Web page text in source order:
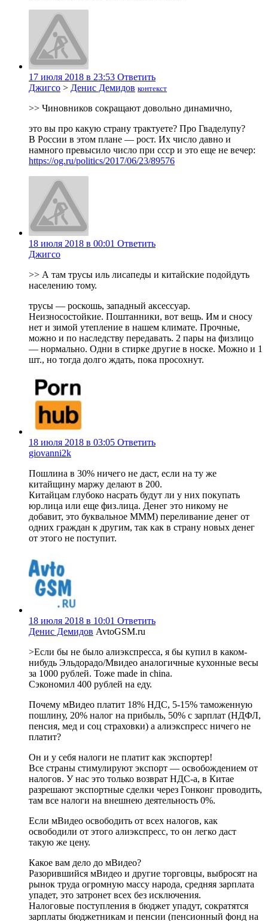
17 июля 2018 в 23:53 Ответить
Джигсо > Денис Демидов контекст
>> Чиновников сокращают довольно динамично,
это вы про какую страну трактуете? Про Гваделупу?
В России в этом плане — рост. Их число давно и
намного превысило число при ссср и это еще не вечер:
https://og.ru/politics/2017/06/23/89576
18 июля 2018 в 00:01 Ответить
Джигсо
>> А там трусы иль лисапеды и китайские подойдуть
населению тому.
трусы — роскошь, западный аксессуар.
Неизносостойкие. Поштанники, вот вещь. Им и сносу
нет и зимой утепление в нашем климате. Прочные,
можно и по наследству передавать. 2 пары на физлицо
— нормально. Одни в стирке другие в носке. Можно и 1
шт., но тогда долго ждать, пока просохнут.
18 июля 2018 в 03:05 Ответить
giovanni2k
Пошлина в 30% ничего не даст, если на ту же
китайщину маржу делают в 200.
Китайцам глубоко насрать будут ли у них покупать
юр.лица или еще физ.лица. Денег это никому не
добавит, это буквальное МММ) переливание денег от
одних граждан к другим, так как в страну новых денег
от этого не поступит.
18 июля 2018 в 10:01 Ответить
Денис Демидов AvtoGSM.ru
>Если бы не было алиэкспресса, я бы купил в каком-
нибудь Эльдорадо/Мвидео аналогичные кухонные весы
за 1000 рублей. Тоже made in china.
Сэкономил 400 рублей на еду.
Почему мВидео платит 18% НДС, 5-15% таможенную
пошлину, 20% налог на прибыль, 50% с зарплат (НДФЛ,
пенсия, мед и соц страховки) а алиэкспресс ничего не
платит?
Он и у себя налоги не платит как экспортер!
Все страны стимулируют экспорт — освобождением от
налогов. У нас это только возврат НДС-а, в Китае
разрешают экспортные сделки через Гонконг проводить,
там все налоги на внешнею деятельность 0%.
Если мВидео освободить от всех налогов, как
освободили от этого алиэкспресс, то он легко даст
такую же цену.
Какое вам дело до мВидео?
Разорившийся мВидео и другие торговцы, выбросят на
рынок труда огромную массу народа, средняя зарплата
упадет, это затронет всех без исключения.
Налоговые поступления в бюджет упадут, сократятся
зарплаты бюджетникам и пенсии (пенсионный фонд на